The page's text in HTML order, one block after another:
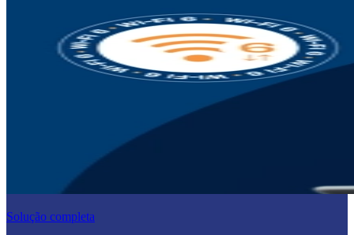
Solução completa